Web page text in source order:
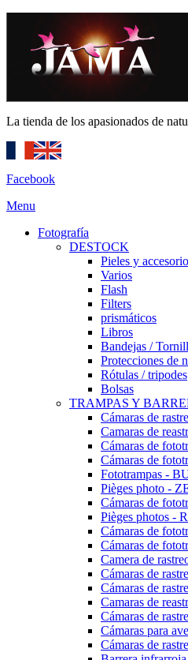
La tienda de los apasionados de
Facebook
Menu
Fotografía
DESTOCK
Pieles y
Varios
Flash
Filters
prismáticos
Libros
Bandejas /
Protecciones de
Rótulas / tripodes
Bolsas
TRAMPAS Y
Cámaras de
Camaras de
Cámaras de
Cámaras de
Fototrampas -
Pièges photo -
Cámaras de
Pièges photos -
Cámaras de
Cámaras de
Camera de
Cámaras de
Cámaras de
Camaras de
Cámaras de
Cámaras para
Cámaras de